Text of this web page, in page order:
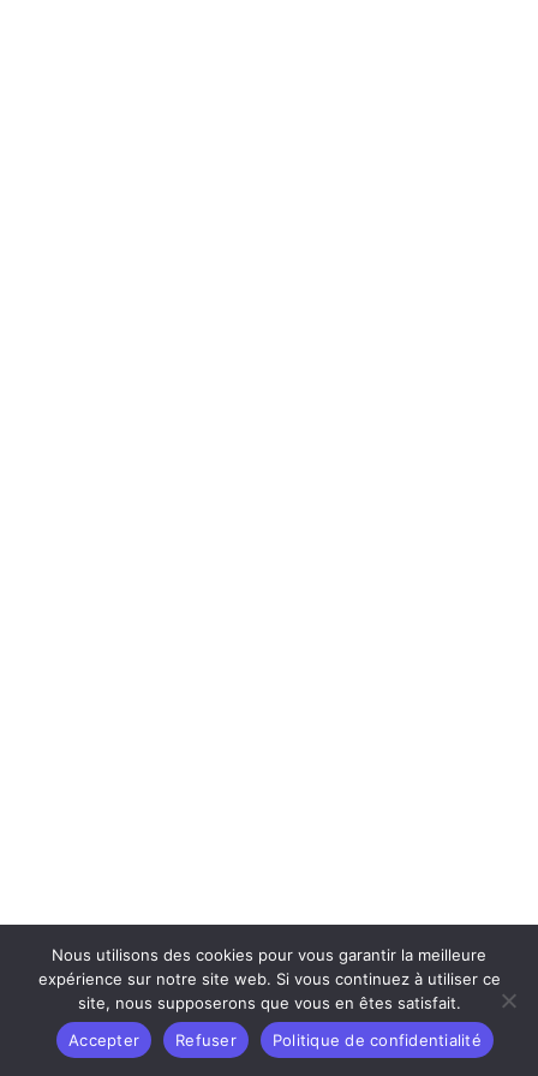
Nous utilisons des cookies pour vous garantir la meilleure
expérience sur notre site web. Si vous continuez à utiliser ce
site, nous supposerons que vous en êtes satisfait.
Accepter
Refuser Politique de confidentialité